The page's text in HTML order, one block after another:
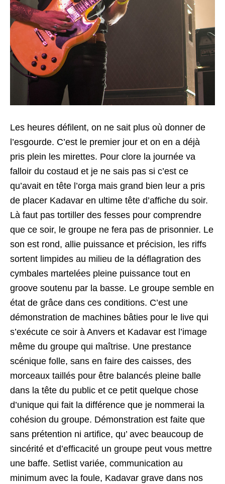
Les heures défilent, on ne sait plus où donner de
l’esgourde. C’est le premier jour et on en a déjà
pris plein les mirettes. Pour clore la journée va
falloir du costaud et je ne sais pas si c’est ce
qu’avait en tête l’orga mais grand bien leur a pris
de placer Kadavar en ultime tête d’affiche du soir.
Là faut pas tortiller des fesses pour comprendre
que ce soir, le groupe ne fera pas de prisonnier. Le
son est rond, allie puissance et précision, les riffs
sortent limpides au milieu de la déflagration des
cymbales martelées pleine puissance tout en
groove soutenu par la basse. Le groupe semble en
état de grâce dans ces conditions. C’est une
démonstration de machines bâties pour le live qui
s’exécute ce soir à Anvers et Kadavar est l’image
même du groupe qui maîtrise. Une prestance
scénique folle, sans en faire des caisses, des
morceaux taillés pour être balancés pleine balle
dans la tête du public et ce petit quelque chose
d’unique qui fait la différence que je nommerai la
cohésion du groupe. Démonstration est faite que
sans prétention ni artifice, qu’ avec beaucoup de
sincérité et d’efficacité un groupe peut vous mettre
une baffe. Setlist variée, communication au
minimum avec la foule, Kadavar grave dans nos